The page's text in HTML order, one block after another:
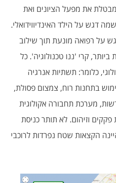
את מפעל הציונים ואת
דגש על הילד האינדיווידואלי.
על רפואה מונעת תוך שילוב
קרי 'ננו טכנולוגיה'. כל
כלומר: תשתיות אנרגיה
בתחנות רוח, צמצום פסולת,
מערכת תחבורה אקולוגית
וזיהום. לא תותר כניסת
הקצאות שטח נפרדות לרוכבי